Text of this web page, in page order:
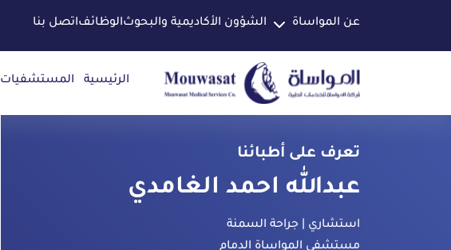
عن المواساة الشؤون الأكاديمية والبحوثالوظائفاتصل بنا
الرئيسية المستشفيات
تعرف على أطبائنا
عبدالله احمد الغامدي
استشاري | جراحة السمنة
مستشفى المواساة الدمام